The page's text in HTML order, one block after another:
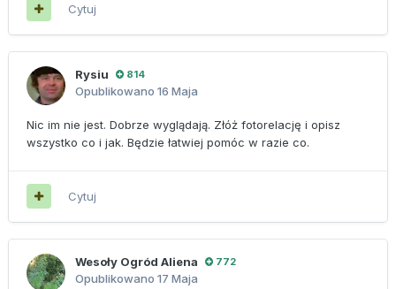
Cytuj
Rysiu 814
Opublikowano 16 Maja
Nic im nie jest. Dobrze wyglądają. Złóż fotorelację i opisz
wszystko co i jak. Będzie łatwiej pomóc w razie co.
Cytuj
Wesoły Ogród Aliena 772
Opublikowano 17 Maja